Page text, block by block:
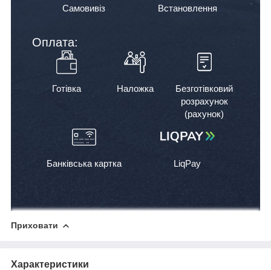
Самовивіз Встановлення
Оплата:
Готівка Наложка
Безготівковий
розрахунок
(рахунок)
Банківська картка LiqPay
Приховати
Характеристики